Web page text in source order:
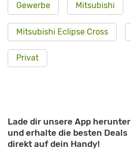
Gewerbe Mitsubishi
Mitsubishi Eclipse Cross
Privat
Lade dir unsere App herunter
und erhalte die besten Deals
direkt auf dein Handy!